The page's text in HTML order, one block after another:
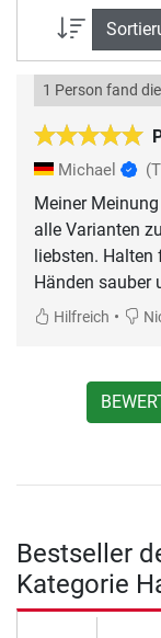
1 Person fand
Michael
Meiner
alle Varianten
liebsten.
Händen sauber
Hilfreich •
Bestseller
Kategorie